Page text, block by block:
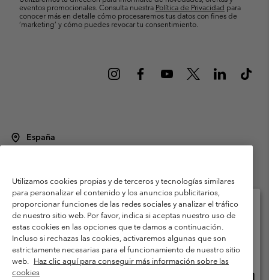
eventos promocionales. Consulta nuestra Política de Privacidad para
conocer más en detalle cómo procesaremos tus datos con fines de
’marketing’ y cómo puedes revocar tu consentimiento.
España
Condiciones de uso
Terminos de Venta
Garantía
Política de Privacidad
Términos y condiciones del programa de miembros
Términos De Uso Del Contenido Generado Por Los Usuarios
Impressum
Cookies Public CBCR
Utilizamos cookies propias y de terceros y tecnologías similares
para personalizar el contenido y los anuncios publicitarios,
proporcionar funciones de las redes sociales y analizar el tráfico
de nuestro sitio web. Por favor, indica si aceptas nuestro uso de
estas cookies en las opciones que te damos a continuación.
Incluso si rechazas las cookies, activaremos algunas que son
estrictamente necesarias para el funcionamiento de nuestro sitio
web. Haz clic aquí para conseguir más información sobre las
cookies
Selecciona tu país e idioma envío
Compras en línea disponibles